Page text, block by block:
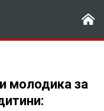
молодика за